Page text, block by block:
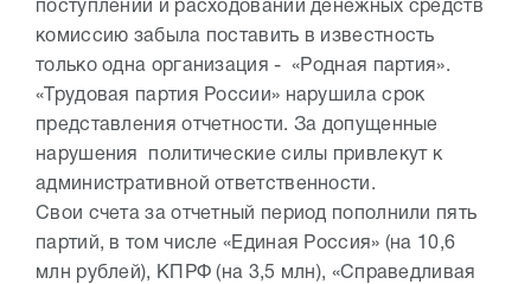
поступлении и расходовании денежных средств
комиссию забыла поставить в известность
только одна организация - «Родная партия».
«Трудовая партия России» нарушила срок
представления отчетности. За допущенные
нарушения политические силы привлекут к
административной ответственности.
Свои счета за отчетный период пополнили пять
партий, в том числе «Единая Россия» (на 10,6
млн рублей), КПРФ (на 3,5 млн), «Справедливая